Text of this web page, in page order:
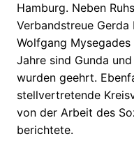
Hamburg. Neben
Verbandstreue Gerda
Wolfgang
Jahre sind Gunda
wurden geehrt.
stellvertretende
von der Arbeit des
berichtete.